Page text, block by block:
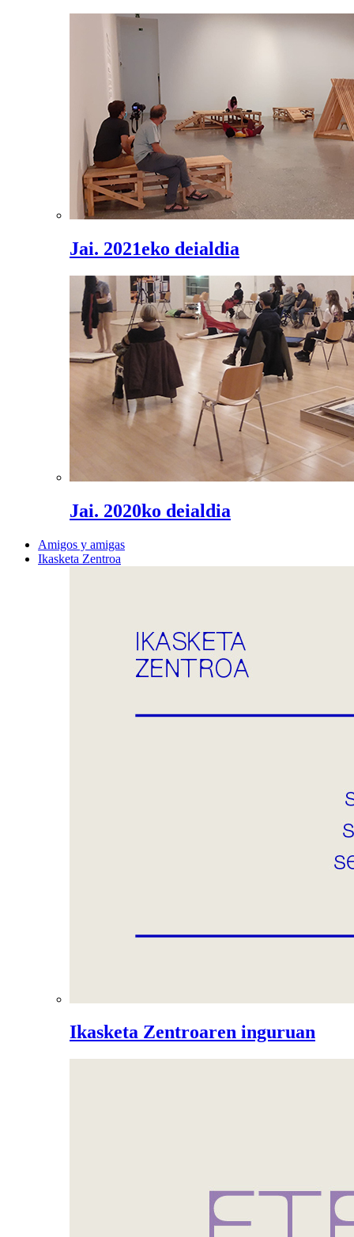
Jai. 2021eko deialdia
Jai. 2020ko deialdia
Amigos y amigas
Ikasketa Zentroa
Ikasketa Zentroaren inguruan